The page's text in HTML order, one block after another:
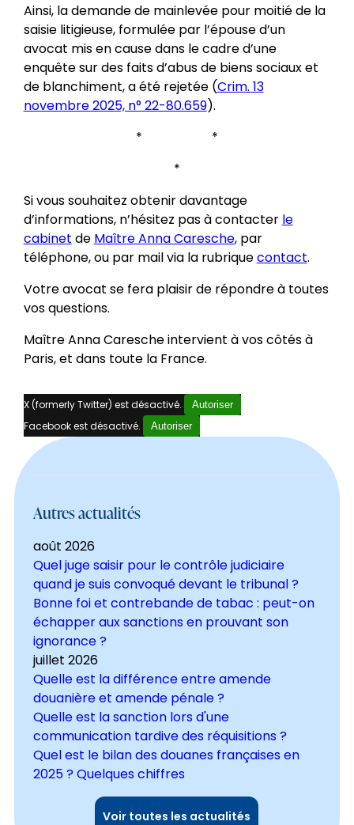
Ainsi, la demande de mainlevée pour moitié de la
saisie litigieuse, formulée par l’épouse d’un
avocat mis en cause dans le cadre d’une
enquête sur des faits d’abus de biens sociaux et
de blanchiment, a été rejetée (Crim. 13
novembre 2025, n° 22-80.659).
* *
*
Si vous souhaitez obtenir davantage
d’informations, n’hésitez pas à contacter le
cabinet de Maître Anna Caresche, par
téléphone, ou par mail via la rubriquecontact.
Votre avocat se fera plaisir de répondre à toutes
vos questions.
Maître Anna Caresche intervient à vos côtés à
Paris, et dans toute la France.
X (formerly Twitter) est désactivé. Autoriser
Facebook est désactivé. Autoriser
Autres actualités
août 2026
Quel juge saisir pour le contrôle judiciaire
quand je suis convoqué devant le tribunal ?
Bonne foi et contrebande de tabac : peut-on
échapper aux sanctions en prouvant son
ignorance ?
juillet 2026
Quelle est la différence entre amende
douanière et amende pénale ?
Quelle est la sanction lors d'une
communication tardive des réquisitions ?
Quel est le bilan des douanes françaises en
2025 ? Quelques chiffres
Voir toutes les actualités